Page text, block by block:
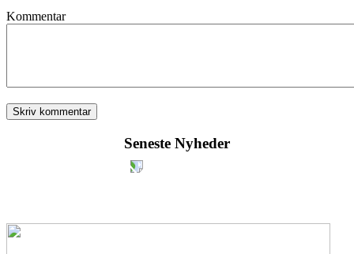
Kommentar
Seneste Nyheder